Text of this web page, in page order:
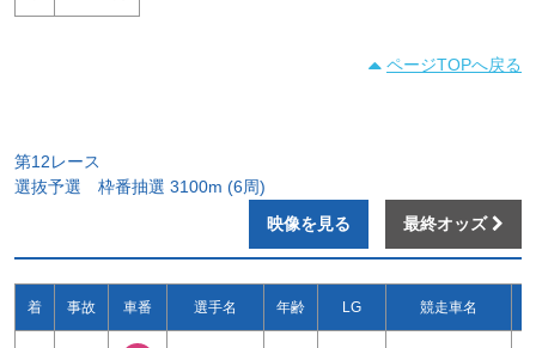
ページTOPへ戻る
第12レース
選抜予選 枠番抽選 3100m (6周)
映像を見る
最終オッズ
着 事故 車番 選手名 年齢 LG 競走車名